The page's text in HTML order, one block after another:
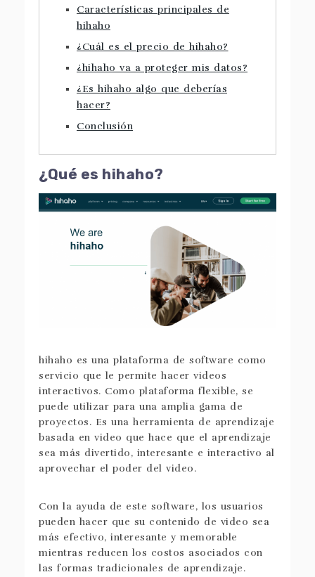
Características principales de
hihaho
¿Cuál es el precio de hihaho?
¿hihaho va a proteger mis datos?
¿Es hihaho algo que deberías
hacer?
Conclusión
¿Qué es hihaho?
hihaho es una plataforma de software como
servicio que le permite hacer videos
interactivos. Como plataforma flexible, se
puede utilizar para una amplia gama de
proyectos. Es una herramienta de aprendizaje
basada en video que hace que el aprendizaje
sea más divertido, interesante e interactivo al
aprovechar el poder del video.
Con la ayuda de este software, los usuarios
pueden hacer que su contenido de video sea
más efectivo, interesante y memorable
mientras reducen los costos asociados con
las formas tradicionales de aprendizaje.